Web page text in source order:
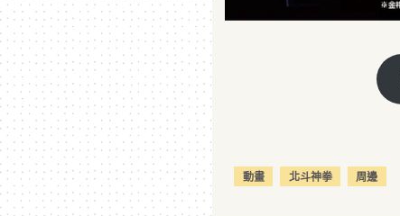
動畫 北斗神拳 周邊